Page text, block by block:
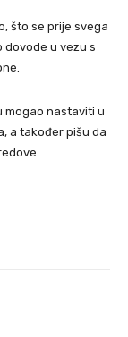
što se prije svega
dovode u vezu s
mogao nastaviti u
a također pišu da